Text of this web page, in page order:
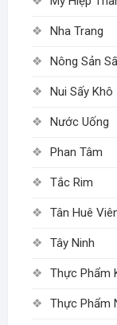
Nha Trang
Nông Sản
Nui Sấy Khô
Nước Uống
Phan Tâm
Tắc Rim
Tân Huê
Tây Ninh
Thực Phẩm
Thực Phẩm